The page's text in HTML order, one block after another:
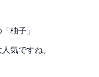
柚子」
気ですね。